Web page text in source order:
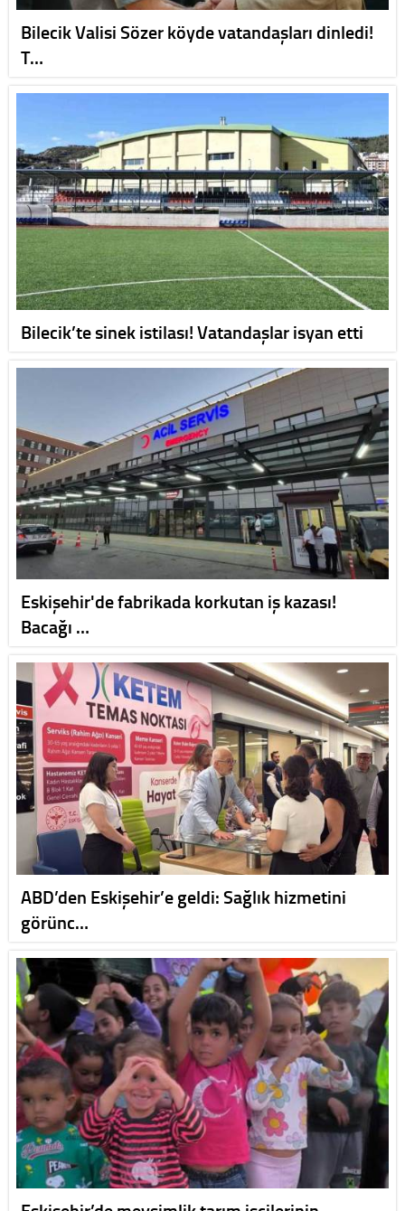
Bilecik Valisi Sözer köyde vatandaşları dinledi!
T…
Bilecik’te sinek istilası! Vatandaşlar isyan etti
Eskişehir'de fabrikada korkutan iş kazası!
Bacağı …
ABD’den Eskişehir’e geldi: Sağlık hizmetini
görünc…